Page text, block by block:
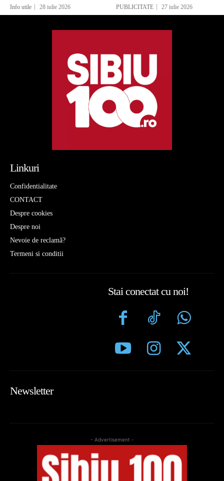
Info utile 28 iulie 2026 PUBLICITATE 27 iulie 2026
Linkuri
Confidentialitate
CONTACT
Despre cookies
Despre noi
Nevoie de reclamă?
Termeni si conditii
Stai conectat cu noi!
Newsletter
- Advertisement -